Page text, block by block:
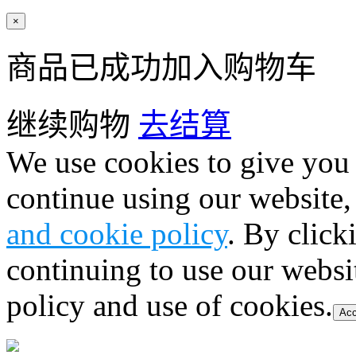
×
商品已成功加入购物车
继续购物 去结算
We use cookies to give
continue using our
and cookie policy. By
continuing to use our
policy and use of cookies.